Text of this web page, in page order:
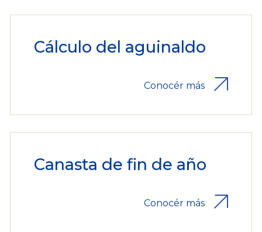
Cálculo del aguinaldo
Conocér más
Canasta de fin de año
Conocér más